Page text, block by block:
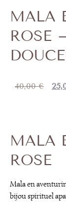
MALA
ROSE
40,00€
MALA
ROSE
Mala en
bijou spirituel